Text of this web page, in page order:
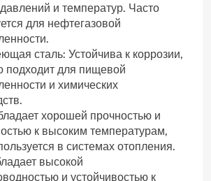
и температур. Часто
для нефтегазовой
сталь: Устойчива к коррозии,
подходит для пищевой
и химических
хорошей прочностью и
к высоким температурам,
в системах отопления.
высокой
и устойчивостью к